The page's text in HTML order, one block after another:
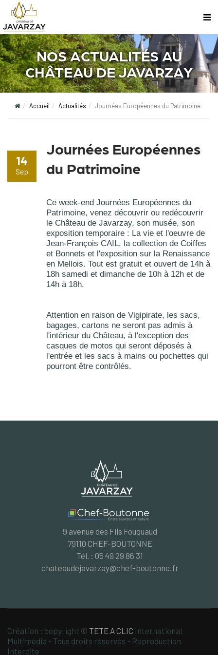
NOS ACTUALITÉS AU
CHÂTEAU DE JAVARZAY
Accueil Actualités Journées Européennes du Patrimoine
14
Sep
Journées Européennes
du Patrimoine
Ce week-end Journées Européennes du
Patrimoine, venez découvrir ou redécouvrir
le Château de Javarzay, son musée, son
exposition temporaire : La vie et l'oeuvre de
Jean-François CAIL, la collection de Coiffes
et Bonnets et l'exposition sur la Renaissance
en Mellois. Tout est gratuit et ouvert de 14h à
18h samedi et dimanche de 10h à 12h et de
14h à 18h.
Attention en raison de Vigipirate, les sacs,
bagages, cartons ne seront pas admis à
l'intérieur du Château, à l'exception des
casques de motos qui seront déposés à
l'entrée et les sacs à mains ou pochettes qui
pourront être contrôlés.
9 avenue des Fils Fouquaud
79110 CHEF-BOUTONNE
Tél. : 05 49 29 86 31
chateaudejavarzay@chef-boutonne.fr
Création : copyright © TETE A CLIC International
Multimédia - Tous droits réservés - Reproduction
Interdite